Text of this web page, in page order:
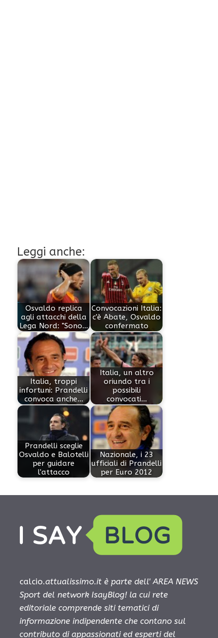
Leggi anche:
Osvaldo replica
agli attacchi della
Lega Nord: "Sono…
Convocazioni Italia:
c'è Abate, Osvaldo
confermato
Italia, troppi
infortuni: Prandelli
convoca anche…
Italia, un altro
oriundo tra i
possibili
convocati…
Prandelli sceglie
Osvaldo e Balotelli
per guidare
l'attacco
Nazionale, i 23
ufficiali di Prandelli
per Euro 2012
calcio.attualissimo.it è parte dell' AREA NEWS
Sport del network IsayBlog! la cui rete
editoriale comprende siti tematici di
informazione indipendente che contano sul
contributo di appassionati ed esperti del